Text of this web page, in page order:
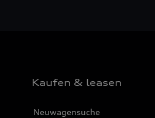
Kaufen & leasen
Neuwagensuche